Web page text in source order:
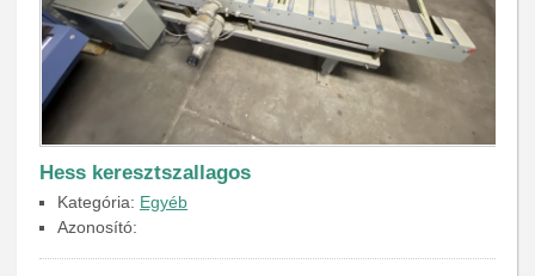
Hess keresztszallagos
Kategória: Egyéb
Azonosító: